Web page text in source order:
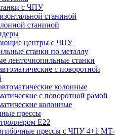
с ЧПУ
станиной
станиной
центры с ЧПУ
станки по металлу
ленточнопильные станки
с поворотной
колонные
с поворотной рамой
колонные
прессы
E22
прессы с ЧПУ 4+1 MT-